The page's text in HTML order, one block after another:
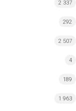
2 337
292
2 507
4
189
1 963